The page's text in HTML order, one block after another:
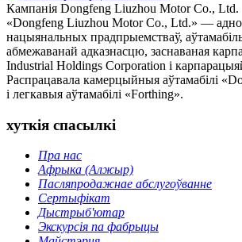
Кампанія Dongfeng Liuzhou Motor Co., Ltd.
«Dongfeng Liuzhou Motor Co., Ltd.» —
нацыянальных прадпрыемстваў,
абмежаванай адказнасцю, заснаваная
Industrial Holdings Corporation і
Распрацавала камерцыйныя аўтамабілі
і легкавыя аўтамабілі «Forthing».
хуткія спасылкі
Пра нас
Афрыка (Алжыр)
Пасляпродажнае абслугоўванне
Сертыфікат
Дыстрыб'ютар
Экскурсія па фабрыцы